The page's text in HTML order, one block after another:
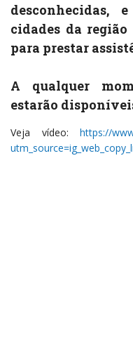
desconhecidas,
cidades da
para prestar
A qualquer
estarão
Veja vídeo: https://